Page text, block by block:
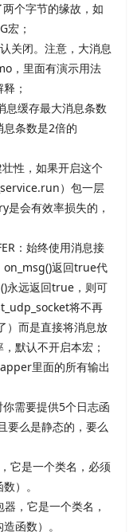
个字节的缘故，如
宏；
关闭。注意，大消息
，里面有演示用法
；
缓存最大消息条数
息条数是2倍的
性，如果开启这个
）包一层
会有效率损失的，
：始终使用消息接
on_msg()返回true代
永远返回true，则可
将不再
）而是直接将消息放
默认不开启本宏；
里面的所有输出
需要提供5个日志函
要么是静态的，要么
它是一个类名，必须
）。
，它是一个类名，
函数）。